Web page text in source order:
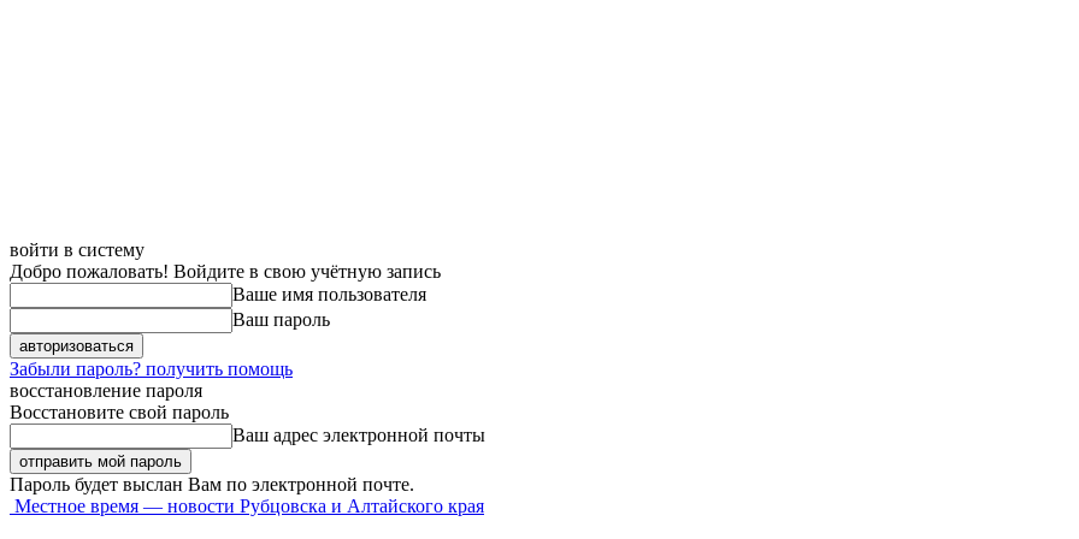
войти в систему
Добро пожаловать! Войдите в свою учётную запись
Ваше имя пользователя
Ваш пароль
Забыли пароль? получить помощь
восстановление пароля
Восстановите свой пароль
Ваш адрес электронной почты
Пароль будет выслан Вам по электронной почте.
Местное время — новости Рубцовска и Алтайского края